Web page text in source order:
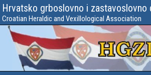
Hrvatsko grboslovno i zastavoslovno
Croatian Heraldic and Vexillological Association